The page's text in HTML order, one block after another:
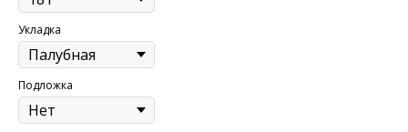
Укладка
Подложка